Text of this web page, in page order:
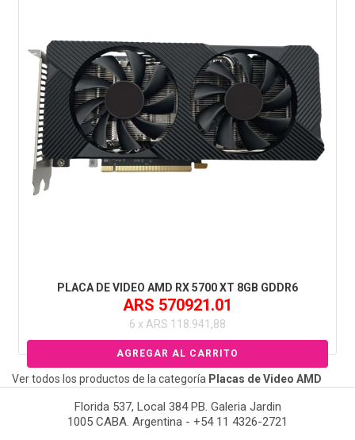
PLACA DE VIDEO AMD RX 5700 XT 8GB GDDR6
ARS 570921.01
6 x ARS 118.941,88
Ver todos los productos de la categoría Placas de Video AMD
Florida 537, Local 384 PB. Galeria Jardin
1005 CABA. Argentina - +54 11 4326-2721